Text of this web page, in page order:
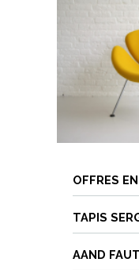
OFFRES
TAPIS
AAND